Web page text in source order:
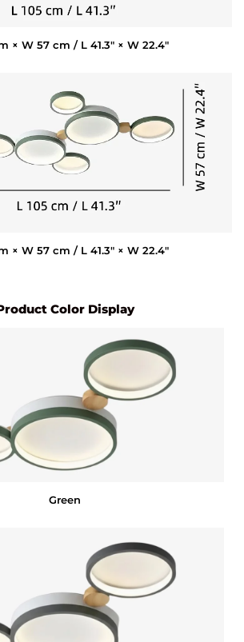
× W 57 cm / L 41.3″ × W 22.4″
× W 57 cm / L 41.3″ × W 22.4″
Color Display
Green